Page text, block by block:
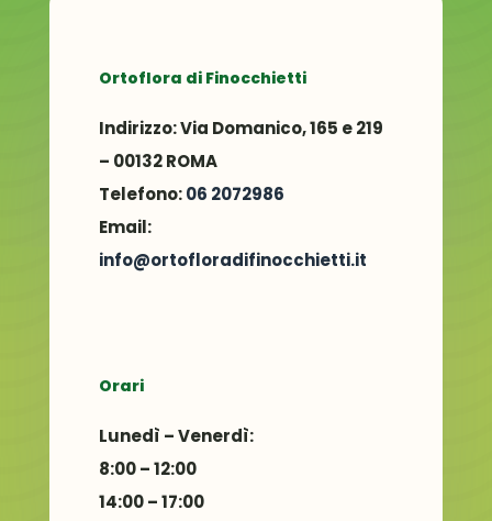
Ortoflora di Finocchietti
Indirizzo:Via Domanico, 165 e 219
– 00132 ROMA
Telefono: 06 2072986
Email:
info@ortofloradifinocchietti.it
Orari
Lunedì – Venerdì:
8:00 – 12:00
14:00 – 17:00